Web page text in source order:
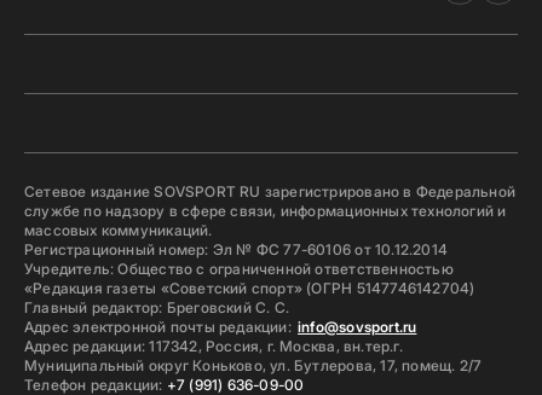
Сетевое издание SOVSPORT RU зарегистрировано в Федеральной
службе по надзору в сфере связи, информационных технологий и
массовых коммуникаций.
Регистрационный номер: Эл № ФС 77-60106 от 10.12.2014
Учредитель: Общество с ограниченной ответственностью
«Редакция газеты «Советский спорт» (ОГРН 5147746142704)
Главный редактор: Бреговский С. С.
Адрес электронной почты редакции: info@sovsport.ru
Адрес редакции: 117342, Россия, г. Москва, вн.тер.г.
Муниципальный округ Коньково, ул. Бутлерова, 17, помещ. 2/7
Телефон редакции: +7 (991) 636-09-00